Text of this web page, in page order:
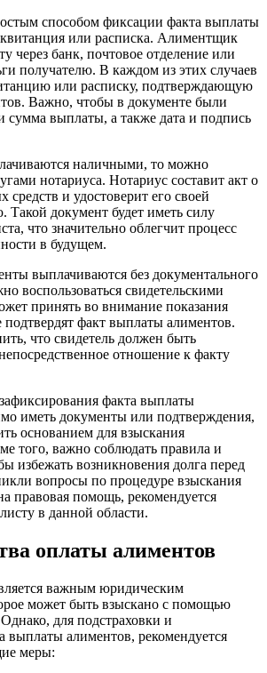
способом фиксации факта выплаты
квитанция или расписка. Алиментщик
через банк, почтовое отделение или
получателю. В каждом из этих случаев
или расписку, подтверждающую
Важно, чтобы в документе были
сумма выплаты, а также дата и подпись
наличными, то можно
нотариуса. Нотариус составит акт о
и удостоверит его своей
Такой документ будет иметь силу
что значительно облегчит процесс
в будущем.
выплачиваются без документального
воспользоваться свидетельскими
принять во внимание показания
подтвердят факт выплаты алиментов.
что свидетель должен быть
отношение к факту
факта выплаты
иметь документы или подтверждения,
основанием для взыскания
того, важно соблюдать правила и
избежать возникновения долга перед
вопросы по процедуре взыскания
правовая помощь, рекомендуется
в данной области.
оплаты алиментов
важным юридическим
может быть взыскано с помощью
для подстраховки и
выплаты алиментов, рекомендуется
меры: